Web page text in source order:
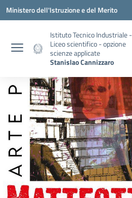
Vai ai contenuti
Vai al menu di navigazione
Vai al footer
Ministero dell'Istruzione e del Merito
Istituto Tecnico Industriale -
Liceo scientifico - opzione
scienze applicate
Stanislao Cannizzaro